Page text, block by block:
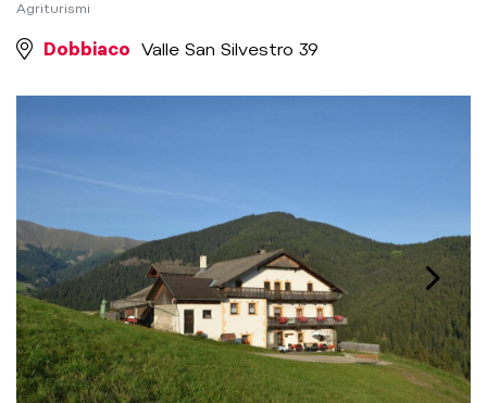
Agriturismi
Dobbiaco Valle San Silvestro 39